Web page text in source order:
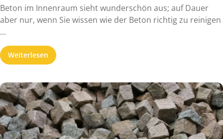
Beton im Innenraum sieht wunderschön aus; auf Dauer
aber nur, wenn Sie wissen wie der Beton richtig zu reinigen
...
Weiterlesen